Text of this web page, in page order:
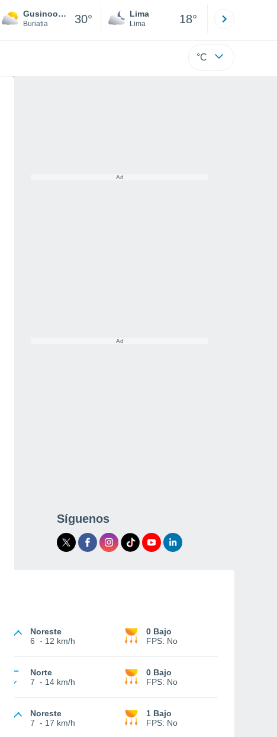
Gusinoozersk
Buriatia 30° Lima
Lima 18°
°C
Síguenos
Noreste
6 - 12 km/h
0 Bajo
FPS: No
Norte
7 - 14 km/h
0 Bajo
FPS: No
Noreste
7 - 17 km/h
1 Bajo
FPS: No